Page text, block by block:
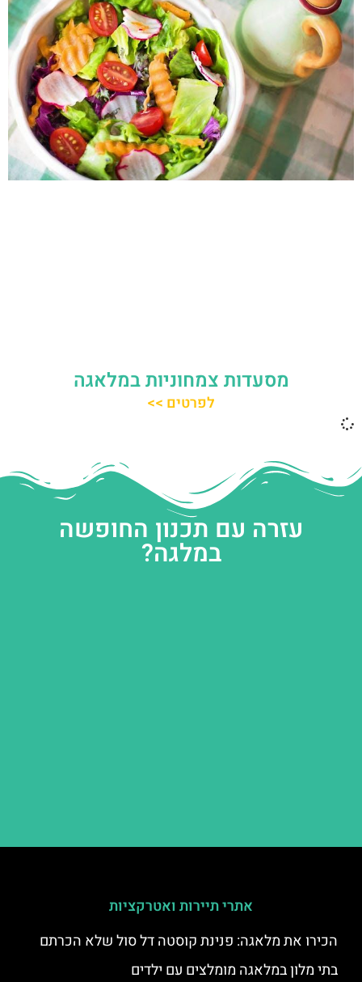
מסעדות צמחוניות במלאגה
לפרטים >>
עזרה עם תכנון החופשה
במלגה?
אתרי תיירות ואטרקציות
הכירו את מלאגה: פנינת קוסטה דל סול שלא הכרתם
בתי מלון במלאגה מומלצים עם ילדים